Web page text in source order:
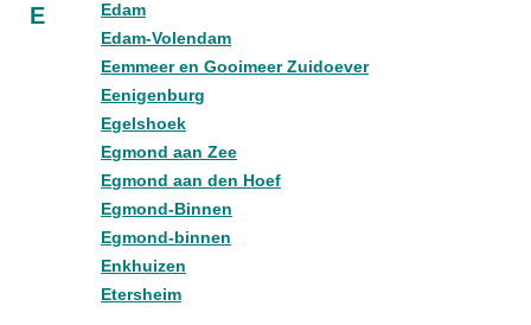
E
Edam
Edam-Volendam
Eemmeer en Gooimeer Zuidoever
Eenigenburg
Egelshoek
Egmond aan Zee
Egmond aan den Hoef
Egmond-Binnen
Egmond-binnen
Enkhuizen
Etersheim